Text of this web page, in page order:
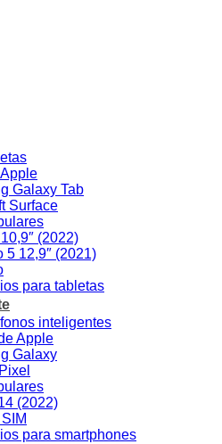
Galaxy Tab
Surface
(2022)
5 12,9″ (2021)
para tabletas
inteligentes
Apple
Galaxy
(2022)
para smartphones